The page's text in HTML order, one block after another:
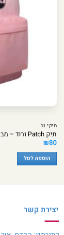
תיקי גב
תיק Patch ורוד – מבית Kal Gav
₪80
הוספה לסל
יצירת קשר